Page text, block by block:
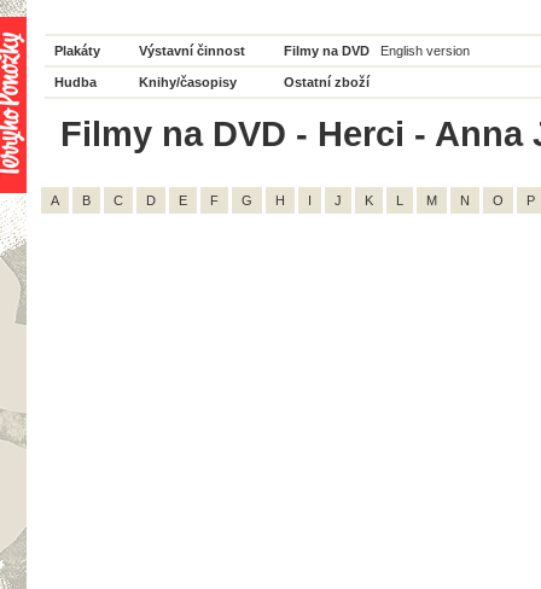
Plakáty Výstavní činnost Filmy na DVD English version
Hudba Knihy/časopisy Ostatní zboží
Filmy na DVD - Herci -
A B C D E F G H I J K L M N O P